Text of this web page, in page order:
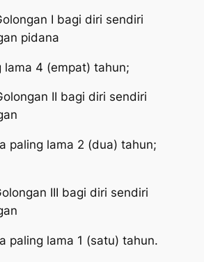
I bagi diri sendiri
pidana
lama 4 (empat) tahun;
II bagi diri sendiri
paling lama 2 (dua) tahun;
III bagi diri sendiri
paling lama 1 (satu) tahun.